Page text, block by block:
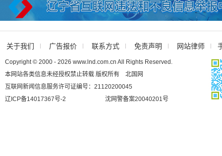
关于我们 广告报价 联系方式 免责声明 网站律师
Copyright © 2000 - 2026 www.lnd.com.cn All Rights Reserved.
本网站各类信息未经授权禁止转载 版权所有 北国网
互联网新闻信息服务许可证编号：21120200045
辽ICP备14017367号-2
沈网警备案20040201号